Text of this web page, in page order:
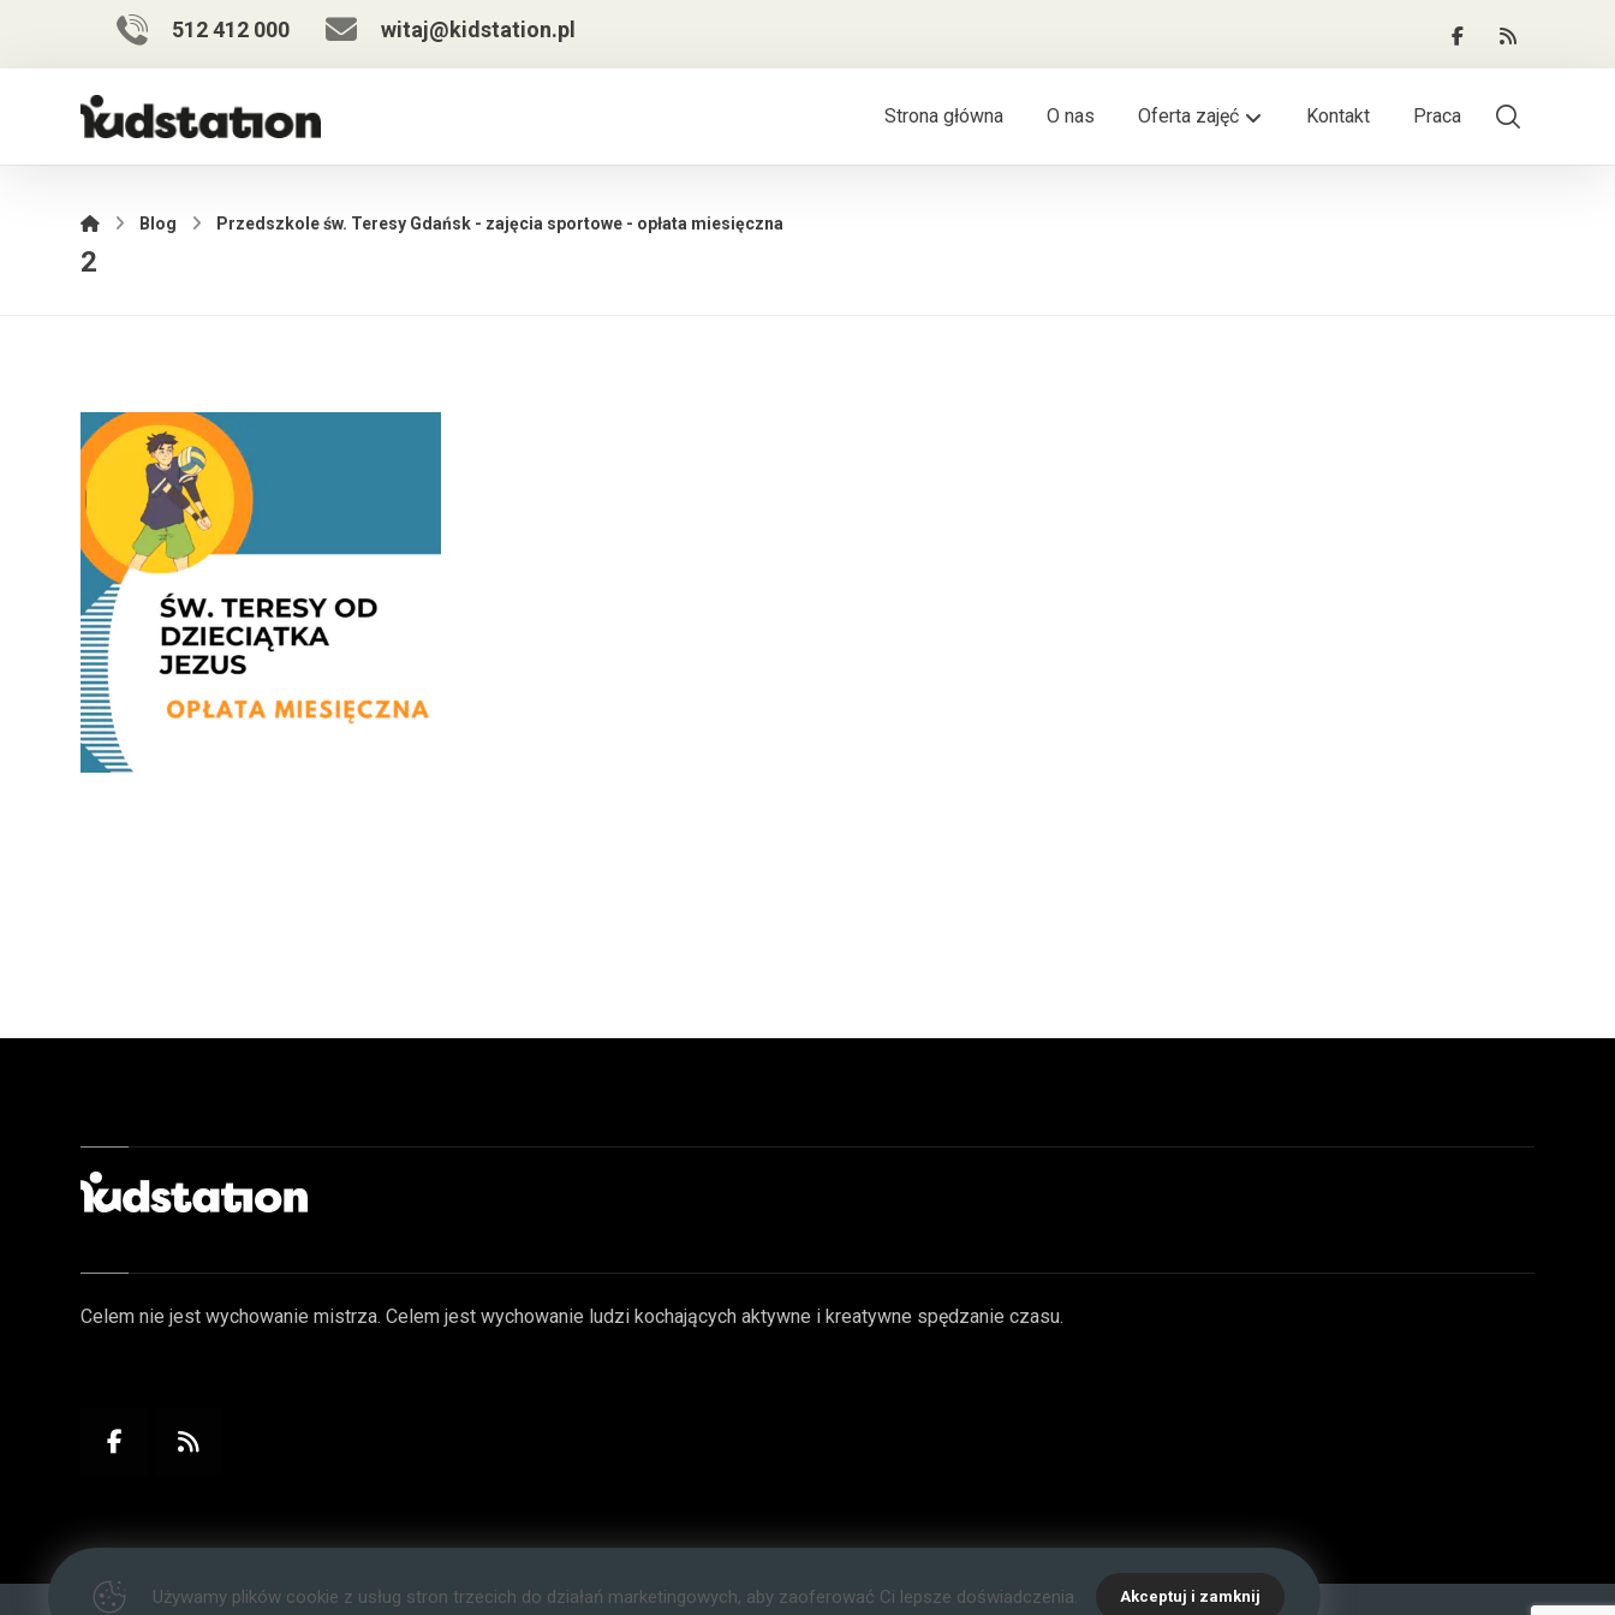
512 412 000 witaj@kidstation.pl
Strona główna O nas Oferta zajęć Kontakt Praca
Blog Przedszkole św. Teresy Gdańsk - zajęcia sportowe - opłata miesięczna
2
Celem nie jest wychowanie mistrza. Celem jest wychowanie ludzi kochających aktywne i kreatywne spędzanie czasu.
Używamy plików cookie z usług stron trzecich do działań marketingowych, aby zaoferować Ci lepsze doświadczenia. Akceptuj i zamknij